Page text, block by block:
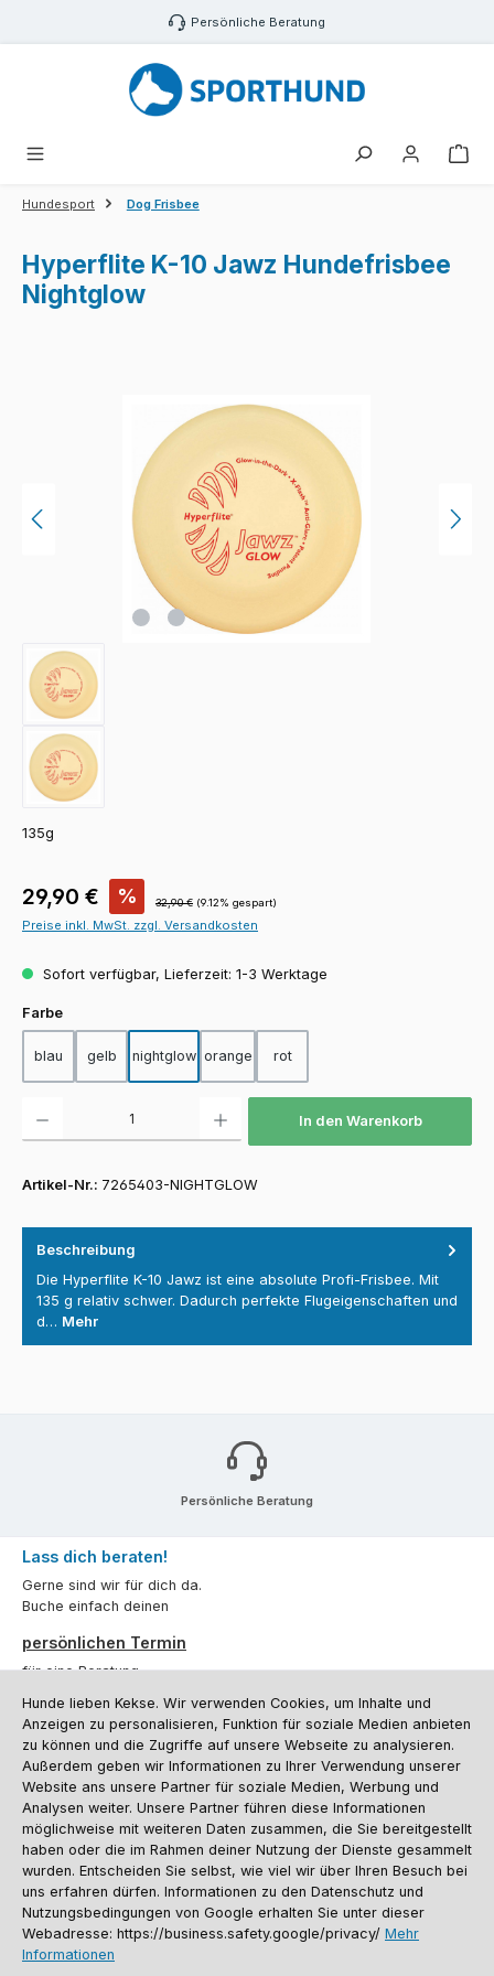
Zum Hauptinhalt springen Persönliche Beratung
Hundesport Dog Frisbee
Hyperflite K-10 Jawz Hundefrisbee
Nightglow
135g
Verkaufspreis:
29,90 € % Regulärer Preis:
32,90 € (9.12% gespart)
Preise inkl. MwSt. zzgl. Versandkosten
Sofort verfügbar, Lieferzeit: 1-3 Werktage
Farbeauswählen
blau gelb nightglow orange rot
In den Warenkorb
Artikel-Nr.: 7265403-NIGHTGLOW
Beschreibung
Die Hyperflite K-10 Jawz ist eine absolute Profi-Frisbee. Mit
135 g relativ schwer. Dadurch perfekte Flugeigenschaften und
d… Mehr
Persönliche Beratung
Lass dich beraten!
Gerne sind wir für dich da.
Buche einfach deinen
persönlichen Termin
für eine Beratung.
Oder über unserKontaktformular.
Vertrag widerrufen
Kundenservice
Informationen
Social Media und Kontakt
Versandinformationen
Hunde lieben Kekse. Wir verwenden Cookies, um Inhalte und
Anzeigen zu personalisieren, Funktion für soziale Medien anbieten
zu können und die Zugriffe auf unsere Webseite zu analysieren.
Außerdem geben wir Informationen zu Ihrer Verwendung unserer
Website ans unsere Partner für soziale Medien, Werbung und
Analysen weiter. Unsere Partner führen diese Informationen
möglichweise mit weiteren Daten zusammen, die Sie bereitgestellt
haben oder die im Rahmen deiner Nutzung der Dienste gesammelt
wurden. Entscheiden Sie selbst, wie viel wir über Ihren Besuch bei
uns erfahren dürfen. Informationen zu den Datenschutz und
Nutzungsbedingungen von Google erhalten Sie unter dieser
Webadresse: https://business.safety.google/privacy/ Mehr
Informationen